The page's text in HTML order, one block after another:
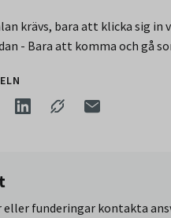
krävs, bara att klicka sig in
- Bara att komma och gå
eller funderingar kontakta